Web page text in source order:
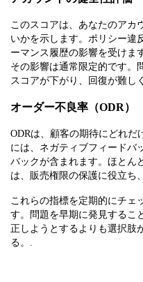
このスコアは、あなたのアカ
いかを示します。ポリシー違
ーマンス履歴の影響を受けま
その影響は通常限定的です。
スコアが下がり、回復が難し
オーダー不良率（ODR）
ODRは、顧客の期待にどれだ
には、ネガティブフィードバ
バックが含まれます。ほとん
は、販売権限の保護に役立ち
これらの指標を定期的にチェ
す。問題を早期に発見するこ
正しようとするよりも選択肢
る。.